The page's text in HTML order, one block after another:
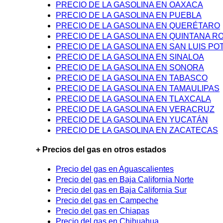
PRECIO DE LA GASOLINA EN OAXACA
PRECIO DE LA GASOLINA EN PUEBLA
PRECIO DE LA GASOLINA EN QUERÉTARO
PRECIO DE LA GASOLINA EN QUINTANA
PRECIO DE LA GASOLINA EN SAN LUIS
PRECIO DE LA GASOLINA EN SINALOA
PRECIO DE LA GASOLINA EN SONORA
PRECIO DE LA GASOLINA EN TABASCO
PRECIO DE LA GASOLINA EN TAMAULIPAS
PRECIO DE LA GASOLINA EN TLAXCALA
PRECIO DE LA GASOLINA EN VERACRUZ
PRECIO DE LA GASOLINA EN YUCATÁN
PRECIO DE LA GASOLINA EN ZACATECAS
+ Precios del gas en otros estados
Precio del gas en Aguascalientes
Precio del gas en Baja California Norte
Precio del gas en Baja California Sur
Precio del gas en Campeche
Precio del gas en Chiapas
Precio del gas en Chihuahua